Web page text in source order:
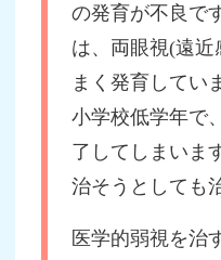
の発育が不良で
は、両眼視(遠近
まく発育してい
小学校低学年で
了してしまいま
治そうとしても
医学的弱視を治